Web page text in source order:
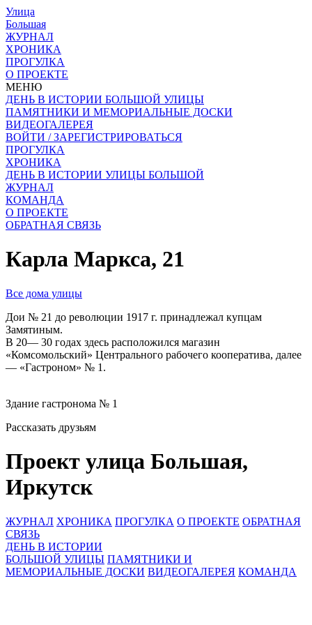
Улица
Большая
ЖУРНАЛ
ХРОНИКА
ПРОГУЛКА
О ПРОЕКТЕ
МЕНЮ
ДЕНЬ В ИСТОРИИ БОЛЬШОЙ УЛИЦЫ
ПАМЯТНИКИ И МЕМОРИАЛЬНЫЕ ДОСКИ
ВИДЕОГАЛЕРЕЯ
ВОЙТИ / ЗАРЕГИСТРИРОВАТЬСЯ
ПРОГУЛКА
ХРОНИКА
ДЕНЬ В ИСТОРИИ УЛИЦЫ БОЛЬШОЙ
ЖУРНАЛ
КОМАНДА
О ПРОЕКТЕ
ОБРАТНАЯ СВЯЗЬ
Карла Маркса, 21
Все дома улицы
Дои № 21 до революции 1917 г. принадлежал купцам
Замятиным.
В 20— 30 годах здесь расположился магазин
«Комсомольский» Центрального рабочего кооператива, далее
— «Гастроном» № 1.
Здание гастронома № 1
Рассказать друзьям
Проект улица Большая,
Иркутск
ЖУРНАЛ ХРОНИКА ПРОГУЛКА О ПРОЕКТЕ ОБРАТНАЯ
СВЯЗЬ
ДЕНЬ В ИСТОРИИ
БОЛЬШОЙ УЛИЦЫ ПАМЯТНИКИ И
МЕМОРИАЛЬНЫЕ ДОСКИ ВИДЕОГАЛЕРЕЯ КОМАНДА